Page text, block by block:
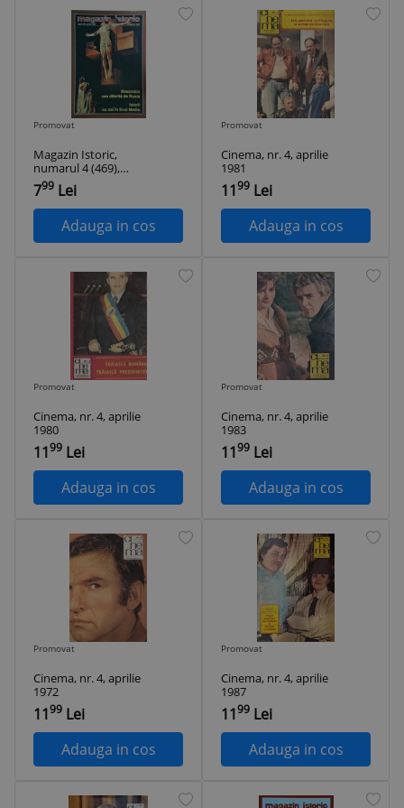
Promovat
Magazin Istoric,
numarul 4 (469),
aprilie 2006
799 Lei
Adauga in cos
Promovat
Cinema, nr. 4, aprilie
1981
1199 Lei
Adauga in cos
Promovat
Cinema, nr. 4, aprilie
1980
1199 Lei
Adauga in cos
Promovat
Cinema, nr. 4, aprilie
1983
1199 Lei
Adauga in cos
Promovat
Cinema, nr. 4, aprilie
1972
1199 Lei
Adauga in cos
Promovat
Cinema, nr. 4, aprilie
1987
1199 Lei
Adauga in cos